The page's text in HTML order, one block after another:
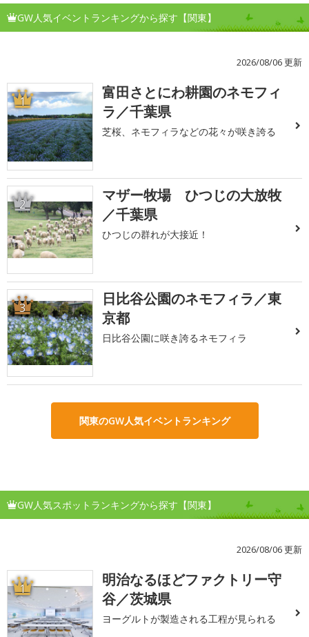
GW人気イベントランキングから探す【関東】
2026/08/06 更新
1
富田さとにわ耕園のネモフィ
ラ／千葉県
芝桜、ネモフィラなどの花々が咲き誇る
2
マザー牧場 ひつじの大放牧
／千葉県
ひつじの群れが大接近！
3
日比谷公園のネモフィラ／東
京都
日比谷公園に咲き誇るネモフィラ
関東のGW人気イベントランキング
GW人気スポットランキングから探す【関東】
2026/08/06 更新
1
明治なるほどファクトリー守
谷／茨城県
ヨーグルトが製造される工程が見られる